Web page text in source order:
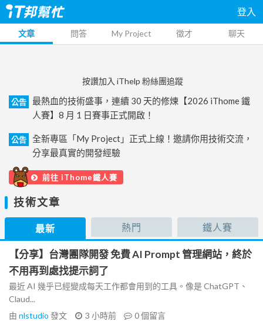
登入
文章 問答 My Project 徵才 聊天
按讚加入 iThelp 粉絲團追蹤
公告
最熱血的技術盛事，連續 30 天的修煉【2026 iThome 鐵
人賽】8 月 1 日賽事正式開啟！
公告
全新專區「My Project」正式上線！邀請你用技術交流，
分享最真實的開發經驗
前往 iThome鐵人賽
技術文章
最新 熱門 鐵人賽
【分享】台灣團隊開發 免費 AI Prompt 管理網站，終於
不用再到處找提示詞了
最近 AI 幾乎已經變成每天工作都會用到的工具。像是 ChatGPT、
Claud...
由 nlstudio 發文 3 小時前 0個留言